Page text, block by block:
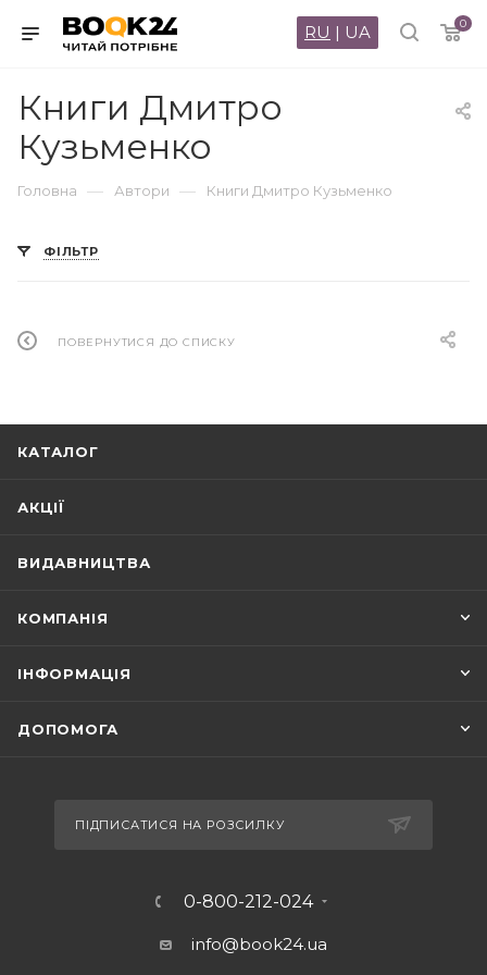
0
RU | UA
Книги Дмитро
Кузьменко
Головна — Автори — Книги Дмитро Кузьменко
ФІЛЬТР
ПОВЕРНУТИСЯ ДО СПИСКУ
КАТАЛОГ
АКЦІЇ
ВИДАВНИЦТВА
КОМПАНІЯ
ІНФОРМАЦІЯ
ДОПОМОГА
ПІДПИСАТИСЯ НА РОЗСИЛКУ
0-800-212-024
info@book24.ua